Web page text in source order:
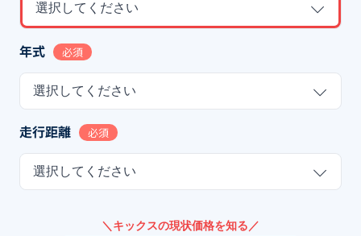
選択してください
年式 必須
選択してください
走行距離 必須
選択してください
＼キックスの現状価格を知る／